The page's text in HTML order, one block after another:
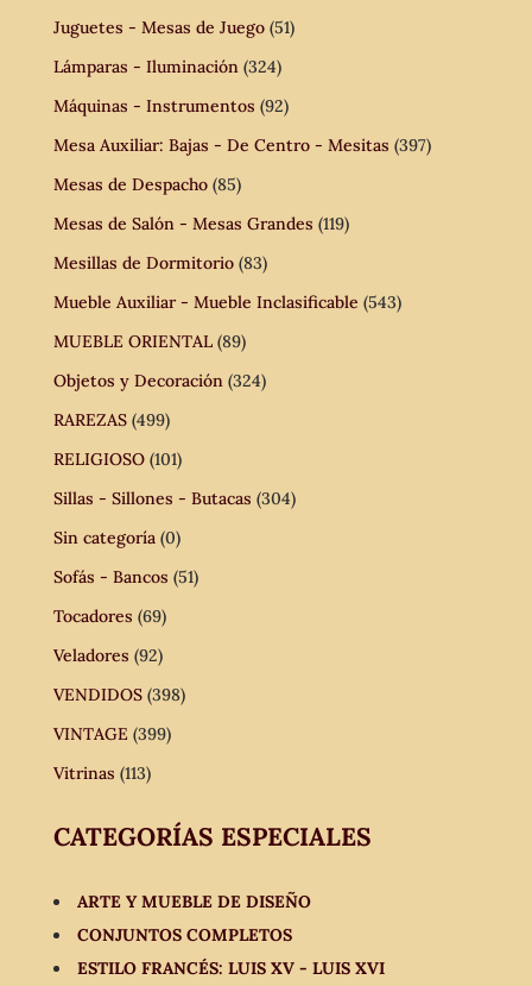
Juguetes - Mesas de Juego (51)
Lámparas - Iluminación (324)
Máquinas - Instrumentos (92)
Mesa Auxiliar: Bajas - De Centro - Mesitas (397)
Mesas de Despacho (85)
Mesas de Salón - Mesas Grandes (119)
Mesillas de Dormitorio (83)
Mueble Auxiliar - Mueble Inclasificable (543)
MUEBLE ORIENTAL (89)
Objetos y Decoración (324)
RAREZAS (499)
RELIGIOSO (101)
Sillas - Sillones - Butacas (304)
Sin categoría (0)
Sofás - Bancos (51)
Tocadores (69)
Veladores (92)
VENDIDOS (398)
VINTAGE (399)
Vitrinas (113)
CATEGORÍAS ESPECIALES
ARTE Y MUEBLE DE DISEÑO
CONJUNTOS COMPLETOS
ESTILO FRANCÉS: LUIS XV - LUIS XVI